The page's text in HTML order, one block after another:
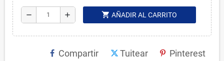
remove add shopping_cart AÑADIR AL CARRITO
Compartir Tuitear Pinterest